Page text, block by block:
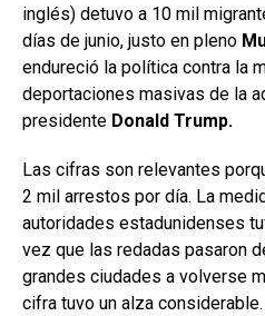
inglés) detuvo a 10 mil
días de junio, justo en pleno
endureció la política contra la
deportaciones masivas de la
presidente Donald Trump.
Las cifras son relevantes
2 mil arrestos por día. La
autoridades estadunidenses
vez que las redadas pasaron
grandes ciudades a volverse
cifra tuvo un alza considerable.